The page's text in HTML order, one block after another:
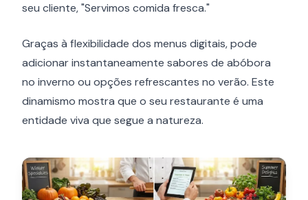
seu cliente, "Servimos comida fresca."
Graças à flexibilidade dos menus digitais, pode
adicionar instantaneamente sabores de abóbora
no inverno ou opções refrescantes no verão. Este
dinamismo mostra que o seu restaurante é uma
entidade viva que segue a natureza.